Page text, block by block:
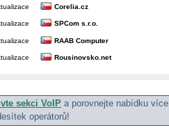
Corelia.cz
SPCom s.r.o.
RAAB Computer
Rousinovsko.net
sekci VoIP a porovnejte nabídku více
operátorů!